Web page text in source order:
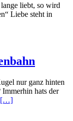
liebt, so wird
Liebe steht in
nur ganz hinten
hats der
[…]